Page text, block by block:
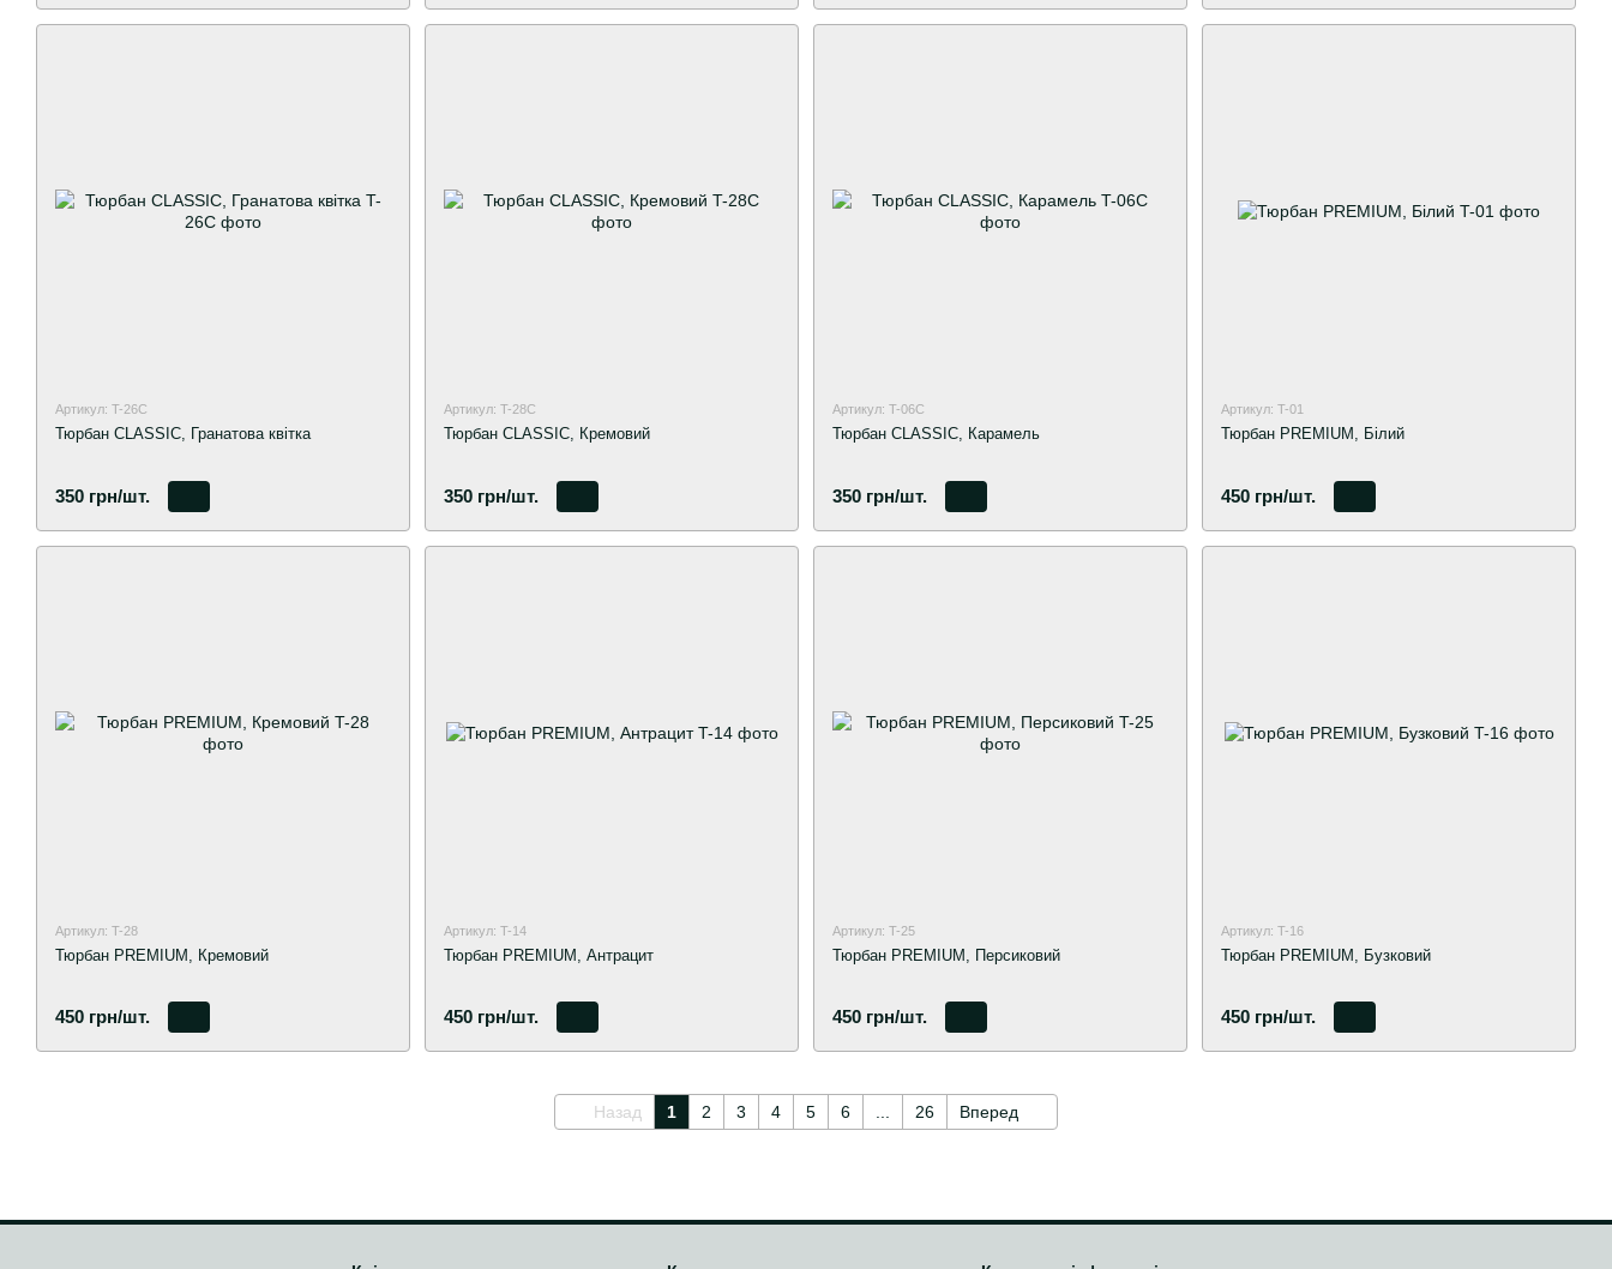
Артикул: T-26C
Тюрбан CLASSIC, Гранатова квітка
350 грн/шт.
Артикул: T-28C
Тюрбан CLASSIC, Кремовий
350 грн/шт.
Артикул: T-06C
Тюрбан CLASSIC, Карамель
350 грн/шт.
Артикул: T-01
Тюрбан PREMIUM, Білий
450 грн/шт.
Артикул: T-28
Тюрбан PREMIUM, Кремовий
450 грн/шт.
Артикул: T-14
Тюрбан PREMIUM, Антрацит
450 грн/шт.
Артикул: T-25
Тюрбан PREMIUM, Персиковий
450 грн/шт.
Артикул: T-16
Тюрбан PREMIUM, Бузковий
450 грн/шт.
Назад 1 2 3 4 5 6 26 Вперед